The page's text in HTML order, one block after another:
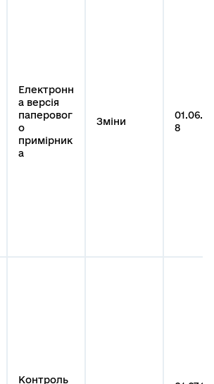
Електронн
а версія
паперовог
о
примірник
а
Зміни
8
Контроль